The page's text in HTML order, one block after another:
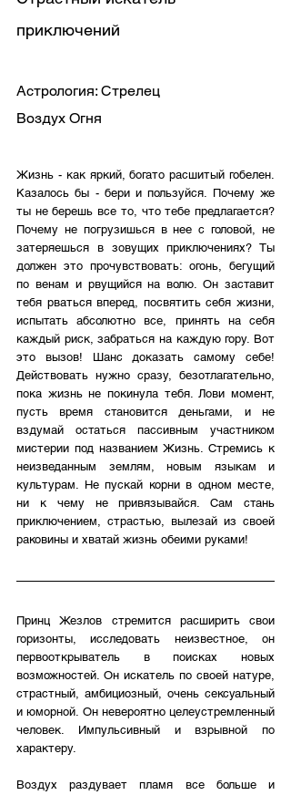
приключений
Астрология: Стрелец
Воздух Огня
Жизнь - как яркий, богато расшитый гобелен.
Казалось бы - бери и пользуйся. Почему же
ты не берешь все то, что тебе предлагается?
Почему не погрузишься в нее с головой, не
затеряешься в зовущих приключениях? Ты
должен это прочувствовать: огонь, бегущий
по венам и рвущийся на волю. Он заставит
тебя рваться вперед, посвятить себя жизни,
испытать абсолютно все, принять на себя
каждый риск, забраться на каждую гору. Вот
это вызов! Шанс доказать самому себе!
Действовать нужно сразу, безотлагательно,
пока жизнь не покинула тебя. Лови момент,
пусть время становится деньгами, и не
вздумай остаться пассивным участником
мистерии под названием Жизнь. Стремись к
неизведанным землям, новым языкам и
культурам. Не пускай корни в одном месте,
ни к чему не привязывайся. Сам стань
приключением, страстью, вылезай из своей
раковины и хватай жизнь обеими руками!
Принц Жезлов стремится расширить свои
горизонты, исследовать неизвестное, он
первооткрыватель в поисках новых
возможностей. Он искатель по своей натуре,
страстный, амбициозный, очень сексуальный
и юморной. Он невероятно целеустремленный
человек. Импульсивный и взрывной по
характеру.
Воздух раздувает пламя все больше и